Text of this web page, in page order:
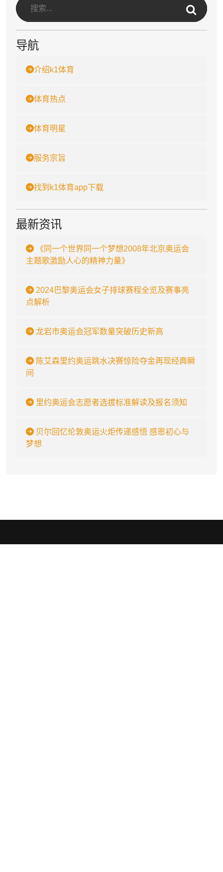
导航
介绍k1体育
体育热点
体育明星
服务宗旨
找到k1体育app下载
最新资讯
《同一个世界同一个梦想2008年北京奥运会
主题歌激励人心的精神力量》
2024巴黎奥运会女子排球赛程全览及赛事亮
点解析
龙岩市奥运会冠军数量突破历史新高
陈艾森里约奥运跳水决赛惊险夺金再现经典瞬
间
里约奥运会志愿者选拔标准解读及报名须知
贝尔回忆伦敦奥运火炬传递感悟 感恩初心与
梦想